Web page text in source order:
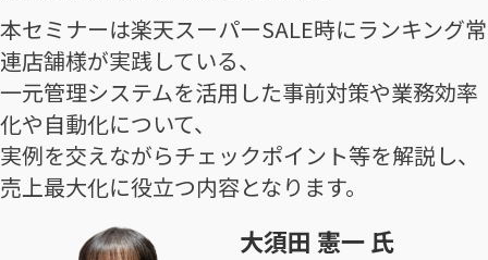
本セミナーは楽天スーパーSALE時にランキング常
連店舗様が実践している、
一元管理システムを活用した事前対策や業務効率
化や自動化について、
実例を交えながらチェックポイント等を解説し、
売上最大化に役立つ内容となります。
大須田 憲一 氏